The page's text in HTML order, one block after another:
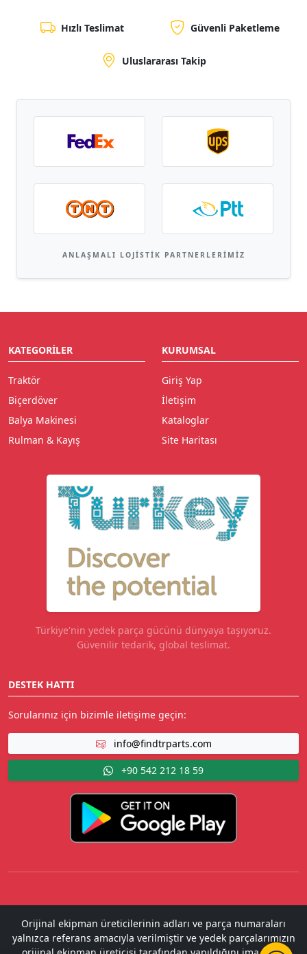
Hızlı Teslimat Güvenli Paketleme
Uluslararası Takip
ANLAŞMALI LOJISTIK PARTNERLERIMIZ
KATEGORILER
Traktör
Biçerdöver
Balya Makinesi
Rulman & Kayış
KURUMSAL
Giriş Yap
İletişim
Kataloglar
Site Haritası
Türkiye'nin yedek parça gücünü dünyaya taşıyoruz.
Güvenilir tedarik, global teslimat.
DESTEK HATTI
Sorularınız için bizimle iletişime geçin:
info@findtrparts.com
+90 542 212 18 59
Orijinal ekipman üreticilerinin adları ve parça numaraları
yalnızca referans amacıyla verilmiştir ve yedek parçalarımızın